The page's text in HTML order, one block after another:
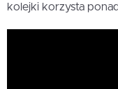
kolejki korzysta